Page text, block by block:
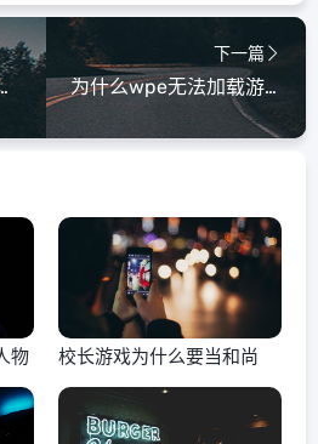
没了游戏
下一篇
为什么wpe无法加载游戏进程
物 校长游戏为什么要当和尚